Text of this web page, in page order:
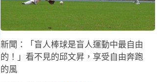
新聞：「盲人棒球是盲人運動中最自由
的！」看不見的邱文昇，享受自由奔跑
的風